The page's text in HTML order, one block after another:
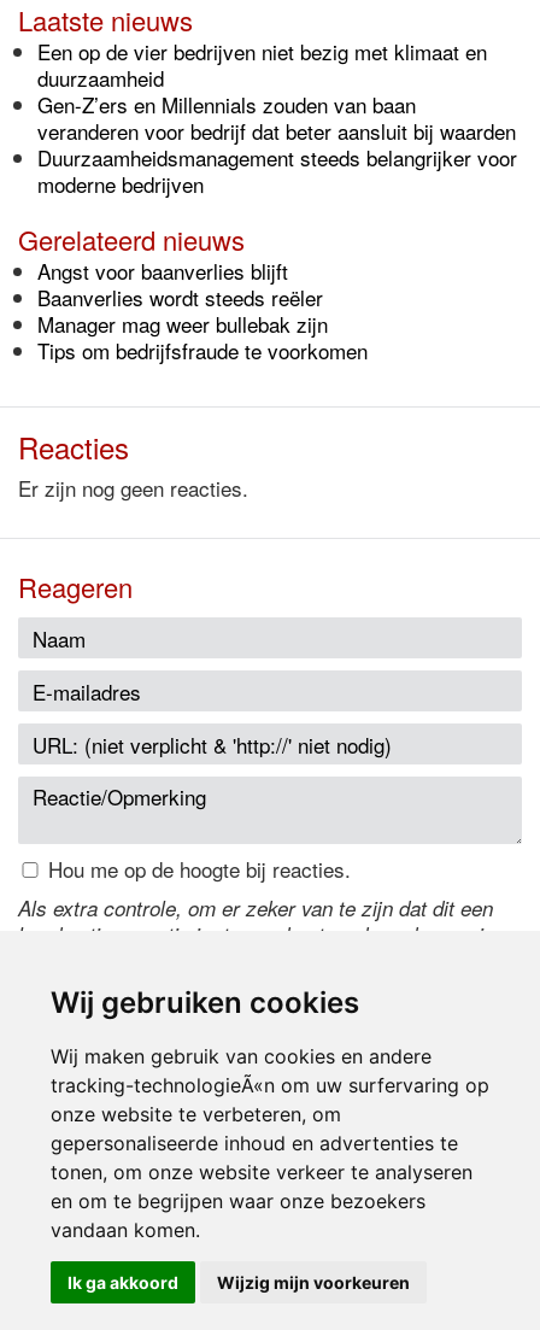
Wij gebruiken cookies
Wij maken gebruik van cookies en andere
tracking-technologieÃ«n om uw surfervaring op
onze website te verbeteren, om
gepersonaliseerde inhoud en advertenties te
tonen, om onze website verkeer te analyseren
en om te begrijpen waar onze bezoekers
vandaan komen.
Ik ga akkoord Wijzig mijn voorkeuren
Laatste nieuws
Een op de vier bedrijven niet bezig met klimaat en
duurzaamheid
Gen-Z’ers en Millennials zouden van baan
veranderen voor bedrijf dat beter aansluit bij waarden
Duurzaamheidsmanagement steeds belangrijker voor
moderne bedrijven
Gerelateerd nieuws
Angst voor baanverlies blijft
Baanverlies wordt steeds reëler
Manager mag weer bullebak zijn
Tips om bedrijfsfraude te voorkomen
Reacties
Er zijn nog geen reacties.
Reageren
Hou me op de hoogte bij reacties.
Als extra controle, om er zeker van te zijn dat dit een
handmatige reactie is, typ onderstaande code over in
de code te wijzigen.
© 2000-2026 UFE Media:Managersonline.nl|Brisk magazine
Partners:Autowereld.com